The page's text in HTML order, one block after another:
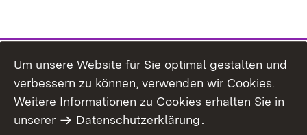
Themenübersicht
Um unsere Website für Sie optimal gestalten und
verbessern zu können, verwenden wir Cookies.
Weitere Informationen zu Cookies erhalten Sie in
unserer
Datenschutzerklärung.